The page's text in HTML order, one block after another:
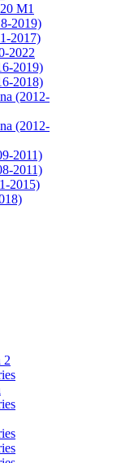
M1
2019)
2017)
2022
2019)
2018)
(2012-
(2012-
2011)
2011)
2015)
2